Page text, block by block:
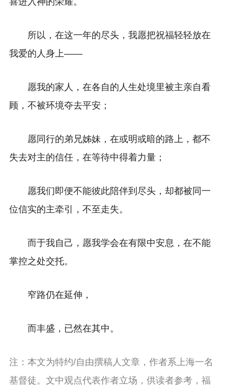
所以，在这一年的尽头，我愿把祝福轻轻放在
我爱的人身上——
愿我的家人，在各自的人生处境里被主亲自看
顾，不被环境夺去平安；
愿同行的弟兄姊妹，在或明或暗的路上，都不
失去对主的信任，在等待中得着力量；
愿我们即便不能彼此陪伴到尽头，却都被同一
位信实的主牵引，不至走失。
而于我自己，愿我学会在有限中安息，在不能
掌控之处交托。
窄路仍在延伸，
而丰盛，已然在其中。
注：本文为特约/自由撰稿人文章，作者系上海一名
基督徒。文中观点代表作者立场，供读者参考，福